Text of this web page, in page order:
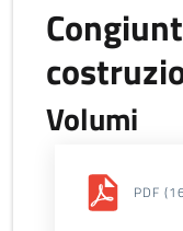
Volumi
PDF